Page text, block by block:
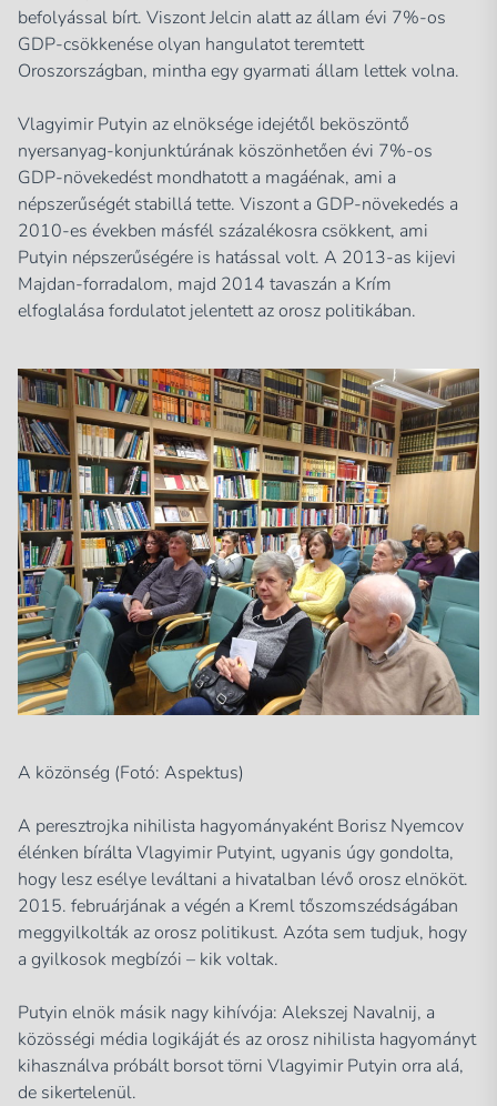
befolyással bírt. Viszont Jelcin alatt az állam évi 7%-os
GDP-csökkenése olyan hangulatot teremtett
Oroszországban, mintha egy gyarmati állam lettek volna.
Vlagyimir Putyin az elnöksége idejétől beköszöntő
nyersanyag-konjunktúrának köszönhetően évi 7%-os
GDP-növekedést mondhatott a magáénak, ami a
népszerűségét stabillá tette. Viszont a GDP-növekedés a
2010-es években másfél százalékosra csökkent, ami
Putyin népszerűségére is hatással volt. A 2013-as kijevi
Majdan-forradalom, majd 2014 tavaszán a Krím
elfoglalása fordulatot jelentett az orosz politikában.
A közönség (Fotó: Aspektus)
A peresztrojka nihilista hagyományaként Borisz Nyemcov
élénken bírálta Vlagyimir Putyint, ugyanis úgy gondolta,
hogy lesz esélye leváltani a hivatalban lévő orosz elnököt.
2015. februárjának a végén a Kreml tőszomszédságában
meggyilkolták az orosz politikust. Azóta sem tudjuk, hogy
a gyilkosok megbízói – kik voltak.
Putyin elnök másik nagy kihívója: Alekszej Navalnij, a
közösségi média logikáját és az orosz nihilista hagyományt
kihasználva próbált borsot törni Vlagyimir Putyin orra alá,
de sikertelenül.